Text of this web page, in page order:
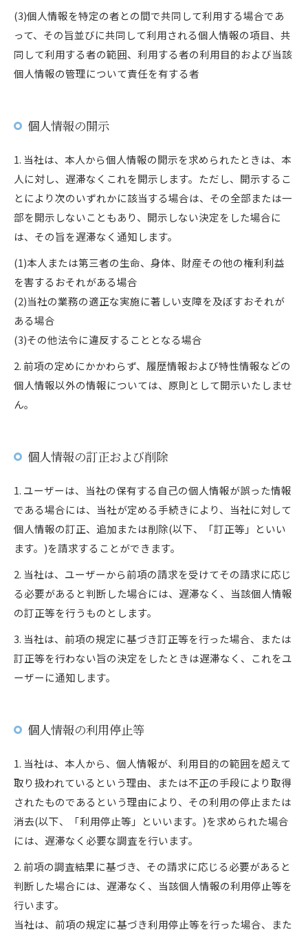
(3)個人情報を特定の者との間で共同して利用する場合であ
って、その旨並びに共同して利用される個人情報の項目、共
同して利用する者の範囲、利用する者の利用目的および当該
個人情報の管理について責任を有する者
個人情報の開示
1. 当社は、本人から個人情報の開示を求められたときは、本
人に対し、遅滞なくこれを開示します。ただし、開示するこ
とにより次のいずれかに該当する場合は、その全部または一
部を開示しないこともあり、開示しない決定をした場合に
は、その旨を遅滞なく通知します。
(1)本人または第三者の生命、身体、財産その他の権利利益
を害するおそれがある場合
(2)当社の業務の適正な実施に著しい支障を及ぼすおそれが
ある場合
(3)その他法令に違反することとなる場合
2. 前項の定めにかかわらず、履歴情報および特性情報などの
個人情報以外の情報については、原則として開示いたしませ
ん。
個人情報の訂正および削除
1. ユーザーは、当社の保有する自己の個人情報が誤った情報
である場合には、当社が定める手続きにより、当社に対して
個人情報の訂正、追加または削除(以下、「訂正等」といい
ます。)を請求することができます。
2. 当社は、ユーザーから前項の請求を受けてその請求に応じ
る必要があると判断した場合には、遅滞なく、当該個人情報
の訂正等を行うものとします。
3. 当社は、前項の規定に基づき訂正等を行った場合、または
訂正等を行わない旨の決定をしたときは遅滞なく、これをユ
ーザーに通知します。
個人情報の利用停止等
1. 当社は、本人から、個人情報が、利用目的の範囲を超えて
取り扱われているという理由、または不正の手段により取得
されたものであるという理由により、その利用の停止または
消去(以下、「利用停止等」といいます。)を求められた場合
には、遅滞なく必要な調査を行います。
2. 前項の調査結果に基づき、その請求に応じる必要があると
判断した場合には、遅滞なく、当該個人情報の利用停止等を
行います。
当社は、前項の規定に基づき利用停止等を行った場合、また